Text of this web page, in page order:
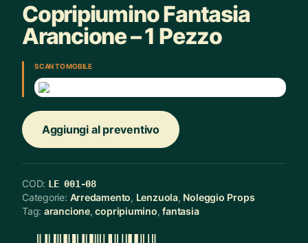
Copripiumino Fantasia
Arancione – 1 Pezzo
SCAN TO MOBILE
Aggiungi al preventivo
COD: LE 001-08
Categorie: Arredamento, Lenzuola, Noleggio Props
Tag: arancione,copripiumino,fantasia